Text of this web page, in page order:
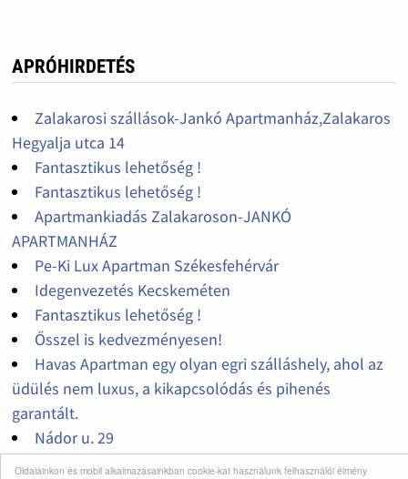
Oldalainkon és mobil alkalmazásainkban cookie-kat használunk felhasználói élmény
APRÓHIRDETÉS
Zalakarosi szállások-Jankó Apartmanház,Zalakaros
Hegyalja utca 14
Fantasztikus lehetőség !
Fantasztikus lehetőség !
Apartmankiadás Zalakaroson-JANKÓ
APARTMANHÁZ
Pe-Ki Lux Apartman Székesfehérvár
Idegenvezetés Kecskeméten
Fantasztikus lehetőség !
Ősszel is kedvezményesen!
Havas Apartman egy olyan egri szálláshely, ahol az
üdülés nem luxus, a kikapcsolódás és pihenés
garantált.
Nádor u. 29
Nyár Mezőkövesden